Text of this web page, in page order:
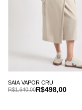
SAIA VAPOR CRU
R$498,00
R$1.640,00